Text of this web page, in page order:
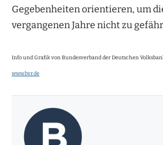
Gegebenheiten orientieren, um
vergangenen Jahre nicht zu
Info und Grafik von Bundesverband der Deutschen
www.bvr.de